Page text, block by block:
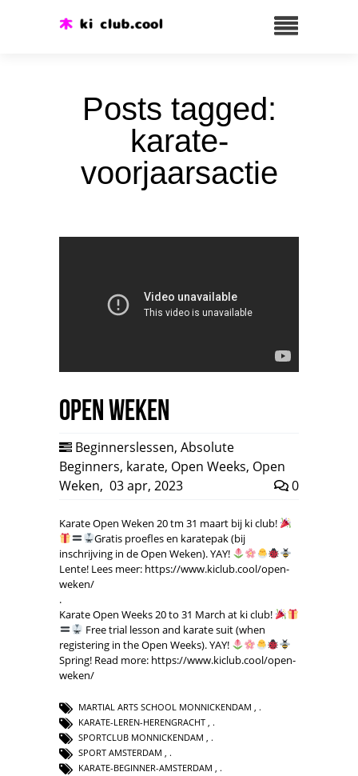
Posts tagged:
karate-
voorjaarsactie
Open Weken
Beginnerslessen, Absolute
Beginners, karate, Open Weeks, Open
Weken, 03 apr, 2023 0
Karate Open Weken 20 tm 31 maart bij ki club!
Gratis proefles en karatepak (bij
inschrijving in de Open Weken). YAY!
Lente! Lees meer: https://www.kiclub.cool/open-
weken/
.
Karate Open Weeks 20 to 31 March at ki club!
Free trial lesson and karate suit (when
registering in the Open Weeks). YAY!
Spring! Read more: https://www.kiclub.cool/open-
weken/
MARTIAL ARTS SCHOOL MONNICKENDAM
KARATE-LEREN-HERENGRACHT
SPORTCLUB MONNICKENDAM
SPORT AMSTERDAM
KARATE-BEGINNER-AMSTERDAM ,